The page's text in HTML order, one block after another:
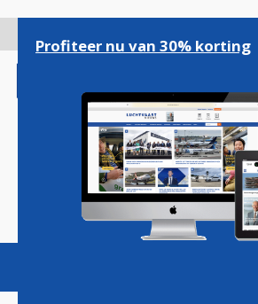
gaan
Magazine Podcasts
Profiteer nu van 30% korting